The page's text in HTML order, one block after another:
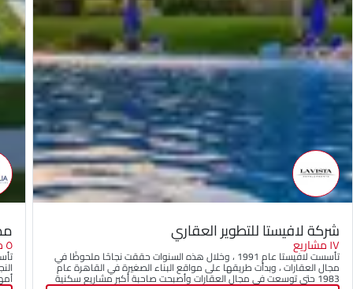
شركة لافيستا للتطوير العقاري
١٧ مشاريع
تأسست لافيستا عام 1991 ، وخلال هذه السنوات حققت نجاحًا ملحوظًا في
مجال العقارات ، وبدأت طريقها على مواقع البناء الصغيرة في القاهرة عام
1983 حتى توسعت في مجال العقارات وأصبحت صاحبة أكبر مشاريع سكنية
٥ مشاريع